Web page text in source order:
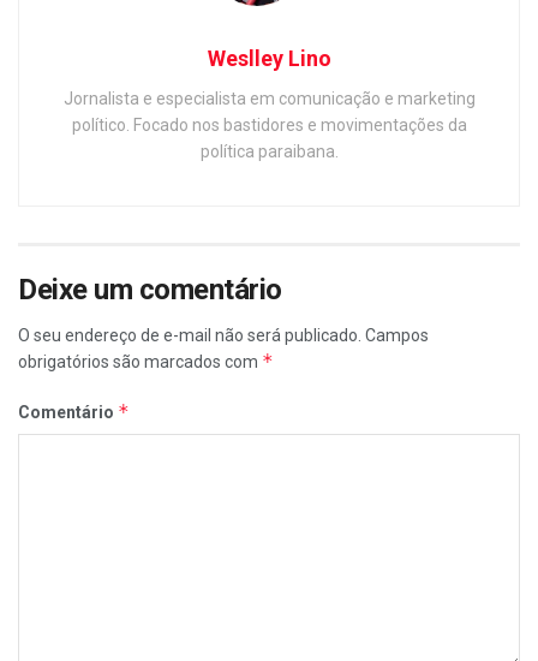
Weslley Lino
Jornalista e especialista em comunicação e marketing
político. Focado nos bastidores e movimentações da
política paraibana.
Deixe um comentário
O seu endereço de e-mail não será publicado. Campos
obrigatórios são marcados com *
Comentário *